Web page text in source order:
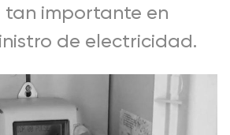
tan importante en
de electricidad.